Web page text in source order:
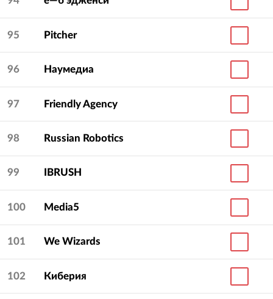
95 Pitcher
96 Наумедиа
97 Friendly Agency
98 Russian Robotics
99 IBRUSH
100 Media5
101 We Wizards
102 Киберия